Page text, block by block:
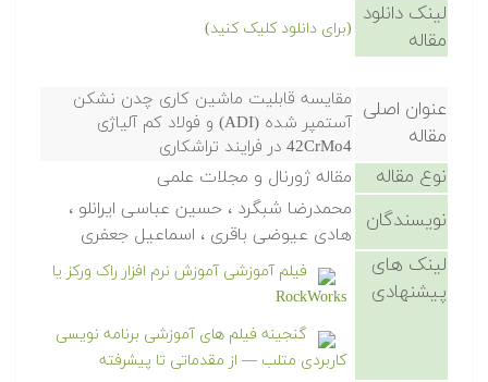
لینک دانلود
مقاله
(برای دانلود کلیک کنید)
عنوان اصلی
مقاله
مقایسه قابلیت ماشین کاری چدن نشکن
آستمپر شده (ADI) و فولاد کم آلیاژی
42CrMo4 در فرایند تراشکاری
نوع مقاله مقاله ژورنال و مجلات علمی
نویسندگان
محمدرضا شبگرد ، حسین عباسی ایرانلو ،
هادی عیوضی باقری ، اسماعیل جعفری
لینک های
پیشنهادی
فیلم آموزشی آموزش نرم افزار راک ورکز یا
RockWorks
گنجینه فیلم های آموزشی برنامه نویسی
کاربردی متلب — از مقدماتی تا پیشرفته